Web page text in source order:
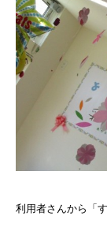
利用者さんから「